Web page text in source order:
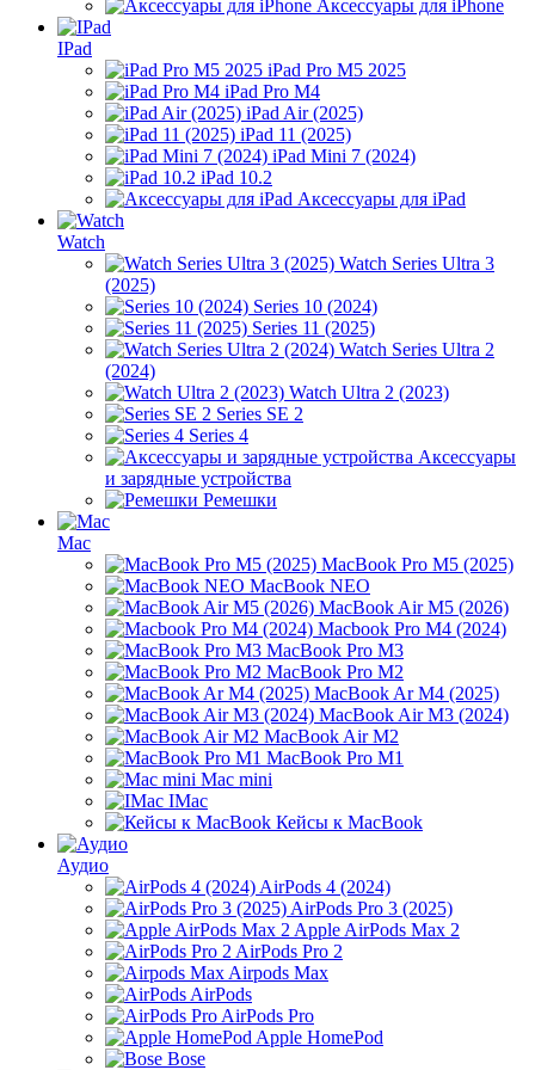
Аксессуары для iPhone
IPad
iPad Pro M5 2025
iPad Pro M4
iPad Air (2025)
iPad 11 (2025)
iPad Mini 7 (2024)
iPad 10.2
Аксессуары для iPad
Watch
Watch Series Ultra 3
(2025)
Series 10 (2024)
Series 11 (2025)
Watch Series Ultra 2
(2024)
Watch Ultra 2 (2023)
Series SE 2
Series 4
Аксессуары
и зарядные устройства
Ремешки
Mac
MacBook Pro M5 (2025)
MacBook NEO
MacBook Air M5 (2026)
Macbook Pro M4 (2024)
MacBook Pro M3
MacBook Pro M2
MacBook Ar M4 (2025)
MacBook Air M3 (2024)
MacBook Air M2
MacBook Pro M1
Mac mini
IMac
Кейсы к MacBook
Аудио
AirPods 4 (2024)
AirPods Pro 3 (2025)
Apple AirPods Max 2
AirPods Pro 2
Airpods Max
AirPods
AirPods Pro
Apple HomePod
Bose